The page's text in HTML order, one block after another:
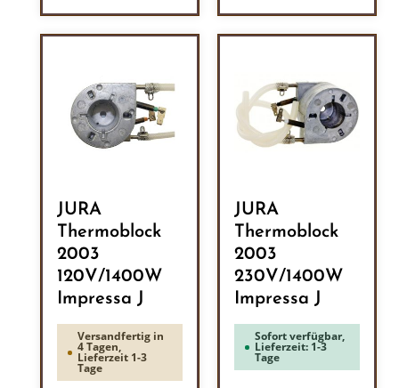
JURA
Thermoblock
2003
120V/1400W
Impressa J
Versandfertig in
4 Tagen,
Lieferzeit 1-3
Tage
JURA
Thermoblock
2003
230V/1400W
Impressa J
Sofort verfügbar,
Lieferzeit: 1-3
Tage